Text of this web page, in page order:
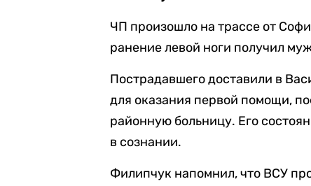
ЧП произошло на трассе от
ранение левой ноги получил
Пострадавшего доставили в
для оказания первой помощи,
районную больницу. Его
в сознании.
Филипчук напомнил, что ВСУ